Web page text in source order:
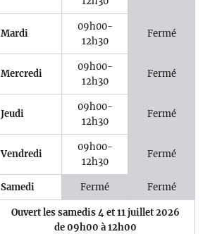
Mardi
09h00-
12h30
Fermé
Mercredi
09h00-
12h30
Fermé
Jeudi
09h00-
12h30
Fermé
Vendredi
09h00-
12h30
Fermé
Samedi Fermé Fermé
Ouvert les samedis 4 et 11 juillet 2026
de 09h00 à 12h00